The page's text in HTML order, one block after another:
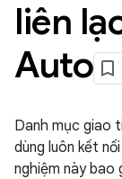
liên
Auto
Danh mục giao
dùng luôn kết
nghiệm này bao